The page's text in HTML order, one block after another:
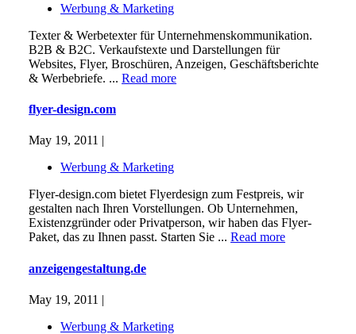
Werbung & Marketing
Texter & Werbetexter für Unternehmenskommunikation.
B2B & B2C. Verkaufstexte und Darstellungen für
Websites, Flyer, Broschüren, Anzeigen, Geschäftsberichte
& Werbebriefe. ... Read more
flyer-design.com
May 19, 2011 |
Werbung & Marketing
Flyer-design.com bietet Flyerdesign zum Festpreis, wir
gestalten nach Ihren Vorstellungen. Ob Unternehmen,
Existenzgründer oder Privatperson, wir haben das Flyer-
Paket, das zu Ihnen passt. Starten Sie ... Read more
anzeigengestaltung.de
May 19, 2011 |
Werbung & Marketing